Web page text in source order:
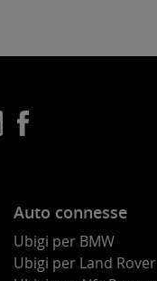
Auto connesse
Ubigi per BMW
Ubigi per Land Rover